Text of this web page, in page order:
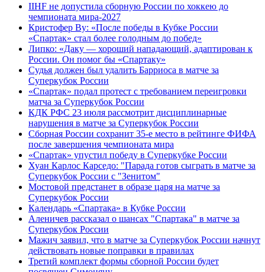
IIHF не допустила сборную России по хоккею до
чемпионата мира‑2027
Кристофер Ву: «После победы в Кубке России
«Спартак» стал более голодным до побед»
Липко: «Даку — хороший нападающий, адаптирован к
России. Он помог бы «Спартаку»
Судья должен был удалить Барриоса в матче за
Суперкубок России
«Спартак» подал протест с требованием переигровки
матча за Суперкубок России
КДК РФС 23 июля рассмотрит дисциплинарные
нарушения в матче за Суперкубок России
Сборная России сохранит 35-е место в рейтинге ФИФА
после завершения чемпионата мира
«Спартак» упустил победу в Суперкубке России
Хуан Карлос Карседо: "Парада готов сыграть в матче за
Суперкубок России с "Зенитом"
Мостовой предстанет в образе царя на матче за
Суперкубок России
Календарь «Спартака» в Кубке России
Аленичев рассказал о шансах "Спартака" в матче за
Суперкубок России
Мажич заявил, что в матче за Суперкубок России начнут
действовать новые поправки в правилах
Третий комплект формы сборной России будет